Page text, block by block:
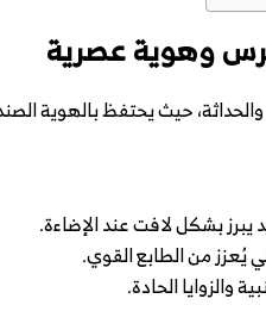
وهوية عصرية
حيث يحتفظ بالهوية
يبرز بشكل لافت عند الإضاءة.
يُعزز من الطابع القوي.
والزوايا الحادة.